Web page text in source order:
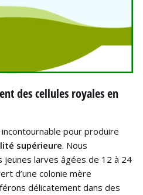
des cellules royales en
pour produire
supérieure. Nous
jeunes larves âgées de 12 à 24
d’une colonie mère
délicatement dans des